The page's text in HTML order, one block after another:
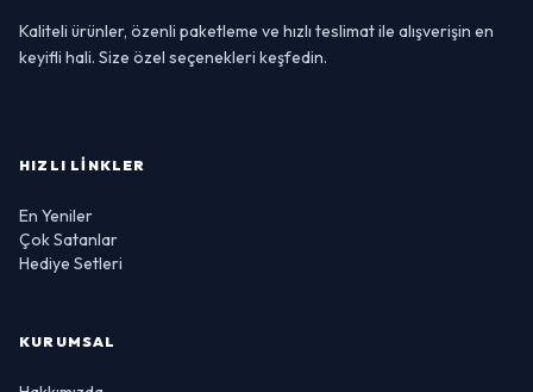
Kaliteli ürünler, özenli paketleme ve hızlı teslimat ile alışverişin en
keyifli hali. Size özel seçenekleri keşfedin.
HIZLI LINKLER
En Yeniler
Çok Satanlar
Hediye Setleri
KURUMSAL